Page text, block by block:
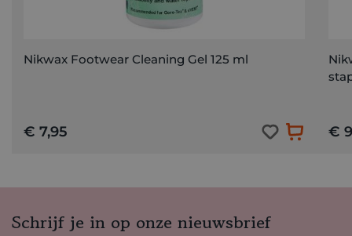
Nikwax Footwear Cleaning Gel 125 ml
€ 7,95 €
Schrijf je in op onze nieuwsbrief